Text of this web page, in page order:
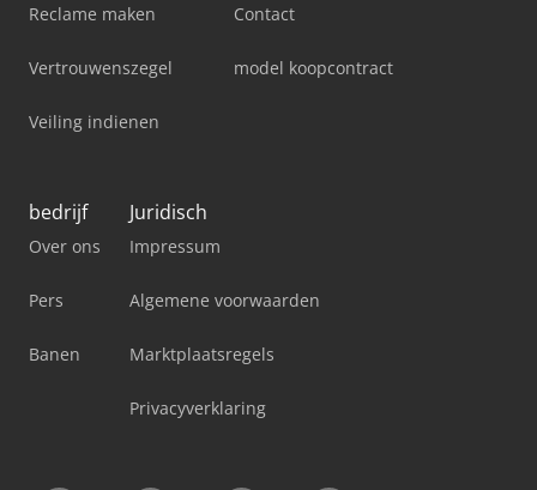
Reclame maken
Vertrouwenszegel
Veiling indienen
Contact
model koopcontract
bedrijf
Over ons
Pers
Banen
Juridisch
Impressum
Algemene voorwaarden
Marktplaatsregels
Privacyverklaring